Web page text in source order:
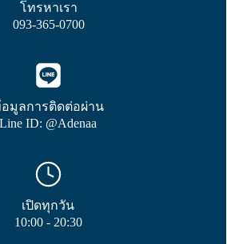
โทรหาเรา
093-365-0700
มูลการติดต่อผ่าน
Line ID: @Adenaa
เปิดทุกวัน
10:00 - 20:30